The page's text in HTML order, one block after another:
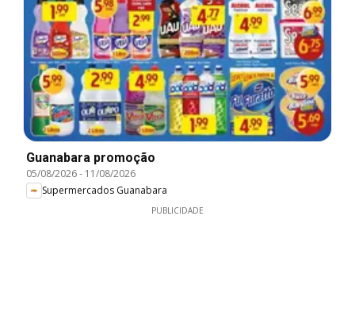
Guanabara promoção
05/08/2026- 11/08/2026
Supermercados Guanabara
PUBLICIDADE